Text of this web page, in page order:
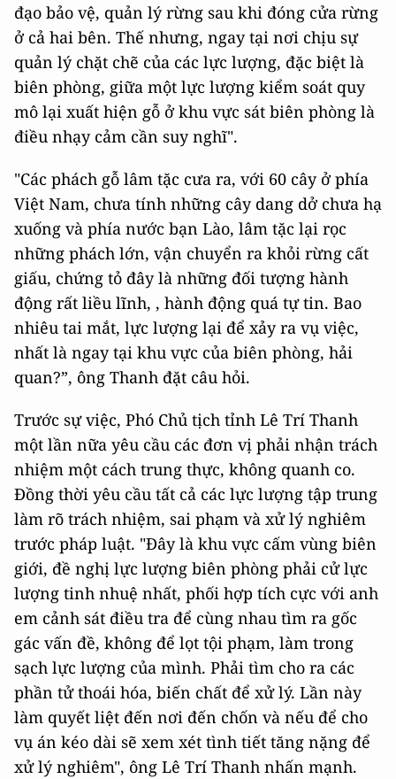
đạo bảo vệ, quản lý rừng sau khi đóng cửa rừng
ở cả hai bên. Thế nhưng, ngay tại nơi chịu sự
quản lý chặt chẽ của các lực lượng, đặc biệt là
biên phòng, giữa một lực lượng kiểm soát quy
mô lại xuất hiện gỗ ở khu vực sát biên phòng là
điều nhạy cảm cần suy nghĩ".
"Các phách gỗ lâm tặc cưa ra, với 60 cây ở phía
Việt Nam, chưa tính những cây dang dở chưa hạ
xuống và phía nước bạn Lào, lâm tặc lại rọc
những phách lớn, vận chuyển ra khỏi rừng cất
giấu, chứng tỏ đây là những đối tượng hành
động rất liều lĩnh, , hành động quá tự tin. Bao
nhiêu tai mắt, lực lượng lại để xảy ra vụ việc,
nhất là ngay tại khu vực của biên phòng, hải
quan?”, ông Thanh đặt câu hỏi.
Trước sự việc, Phó Chủ tịch tỉnh Lê Trí Thanh
một lần nữa yêu cầu các đơn vị phải nhận trách
nhiệm một cách trung thực, không quanh co.
Đồng thời yêu cầu tất cả các lực lượng tập trung
làm rõ trách nhiệm, sai phạm và xử lý nghiêm
trước pháp luật. "Đây là khu vực cấm vùng biên
giới, đề nghị lực lượng biên phòng phải cử lực
lượng tinh nhuệ nhất, phối hợp tích cực với anh
em cảnh sát điều tra để cùng nhau tìm ra gốc
gác vấn đề, không để lọt tội phạm, làm trong
sạch lực lượng của mình. Phải tìm cho ra các
phần tử thoái hóa, biến chất để xử lý. Lần này
làm quyết liệt đến nơi đến chốn và nếu để cho
vụ án kéo dài sẽ xem xét tình tiết tăng nặng để
xử lý nghiêm", ông Lê Trí Thanh nhấn mạnh.